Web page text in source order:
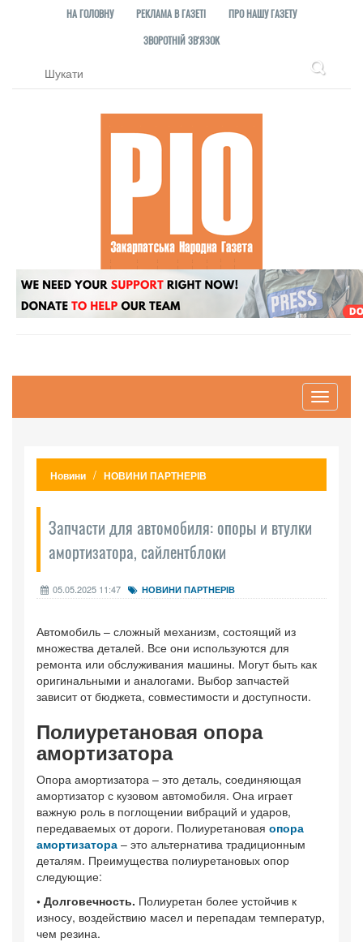
НА ГОЛОВНУ РЕКЛАМА В ГАЗЕТІ
ПРО НАШУ ГАЗЕТУ
ЗВОРОТНІЙ ЗВ'ЯЗОК
Toggle
Новини НОВИНИ ПАРТНЕРІВ
Запчасти для автомобиля: опоры и втулки
амортизатора, сайлентблоки
05.05.2025 11:47 НОВИНИ ПАРТНЕРІВ
Автомобиль – сложный механизм, состоящий из
множества деталей. Все они используются для
ремонта или обслуживания машины. Могут быть как
оригинальными и аналогами. Выбор запчастей
зависит от бюджета, совместимости и доступности.
Полиуретановая опора
амортизатора
Опора амортизатора – это деталь, соединяющая
амортизатор с кузовом автомобиля. Она играет
важную роль в поглощении вибраций и ударов,
передаваемых от дороги. Полиуретановая опора
амортизатора – это альтернатива традиционным
деталям. Преимущества полиуретановых опор
следующие:
• Долговечность. Полиуретан более устойчив к
износу, воздействию масел и перепадам температур,
чем резина.